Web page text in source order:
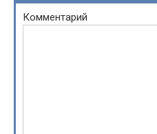
Комментарий